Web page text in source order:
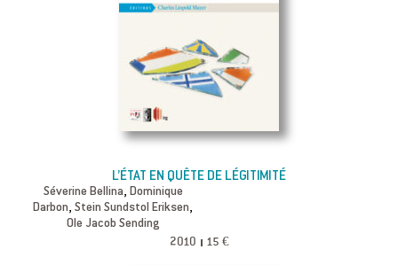
L’ÉTAT EN QUÊTE DE LÉGITIMITÉ
Séverine Bellina, Dominique
Darbon, Stein Sundstol Eriksen,
Ole Jacob Sending
2010 15 €